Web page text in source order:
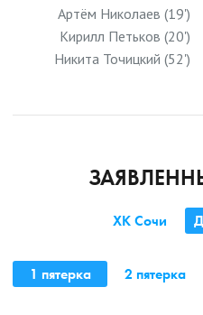
Артём Николаев (19')
Кирилл Петьков (20')
Никита Точицкий (52')
ХК Сочи
1 пятерка 2 пятерка
1 пятерка 2 пятерка